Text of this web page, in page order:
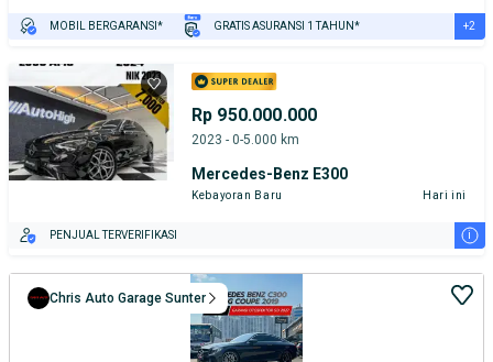
MOBIL BERGARANSI* GRATIS ASURANSI 1 TAHUN* +2
Rp 950.000.000
2023 - 0-5.000 km
Mercedes-Benz E300
Kebayoran Baru Hari ini
PENJUAL TERVERIFIKASI i
Chris Auto Garage Sunter